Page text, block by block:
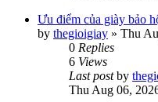
Ưu điểm của giày bảo
by thegioigiay » Thu
0 Replies
6 Views
Last postby
Thu Aug 06,